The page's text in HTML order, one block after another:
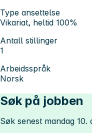
Type ansettelse
Vikariat, heltid 100%
Antall stillinger
1
Arbeidsspråk
Norsk
Søk på jobben
Søk senest mandag 10.